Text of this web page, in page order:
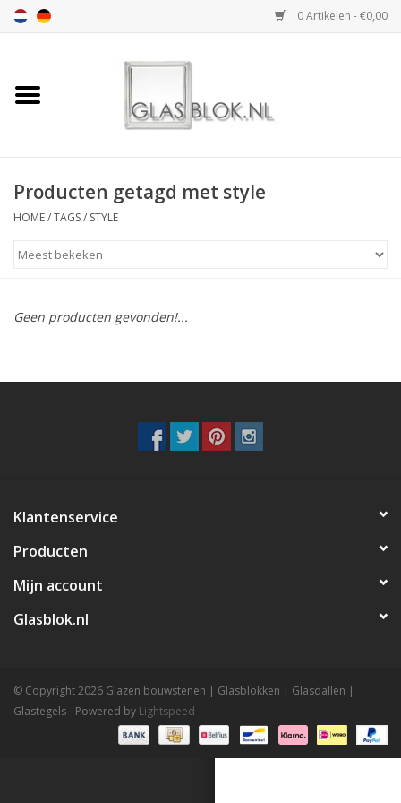
0 Artikelen - €0,00
Home
DESIGN COLLECTION
COLLECTION
VERWERKING
FAQ
Producten getagd met style
HOME/TAGS/ STYLE
Geen producten gevonden!...
Klantenservice
Producten
Mijn account
Glasblok.nl
© Copyright 2026 Glazen bouwstenen | Glasblokken | Glasdallen |
Glastegels - Powered by Lightspeed